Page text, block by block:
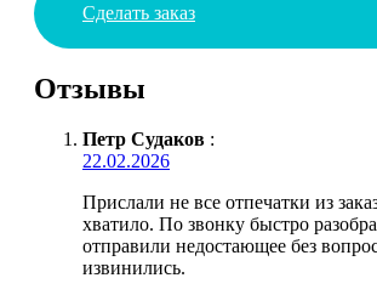
Сделать заказ
Отзывы
Петр Судаков :
22.02.2026
Прислали не все отпечатки из
хватило. По звонку быстро
отправили недостающее без
извинились.